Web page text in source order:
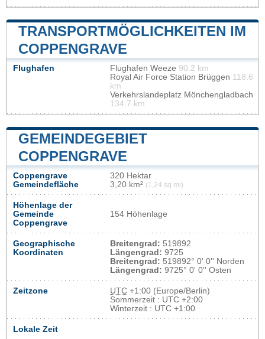
TRANSPORTMÖGLICHKEITEN IM
COPPENGRAVE
Flughafen Flughafen Weeze 90.2 km
Royal Air Force Station Brüggen 118.6
km
Verkehrslandeplatz Mönchengladbach
134.7 km
GEMEINDEGEBIET
COPPENGRAVE
Coppengrave
Gemeindefläche
320 Hektar
3,20 km² (1,24 sq mi)
Höhenlage der
Gemeinde
Coppengrave
154 Höhenlage
Geographische
Koordinaten
Breitengrad: 519892
Längengrad: 9725
Breitengrad: 519892° 0' 0'' Norden
Längengrad: 9725° 0' 0'' Osten
Zeitzone UTC +1:00 (Europe/Berlin)
Sommerzeit : UTC +2:00
Winterzeit : UTC +1:00
Lokale Zeit